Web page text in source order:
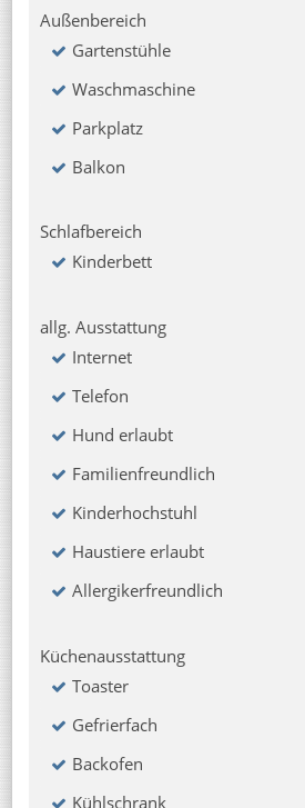
Außenbereich
Gartenstühle
Waschmaschine
Parkplatz
Balkon
Schlafbereich
Kinderbett
allg. Ausstattung
Internet
Telefon
Hund erlaubt
Familienfreundlich
Kinderhochstuhl
Haustiere erlaubt
Allergikerfreundlich
Küchenausstattung
Toaster
Gefrierfach
Backofen
Kühlschrank